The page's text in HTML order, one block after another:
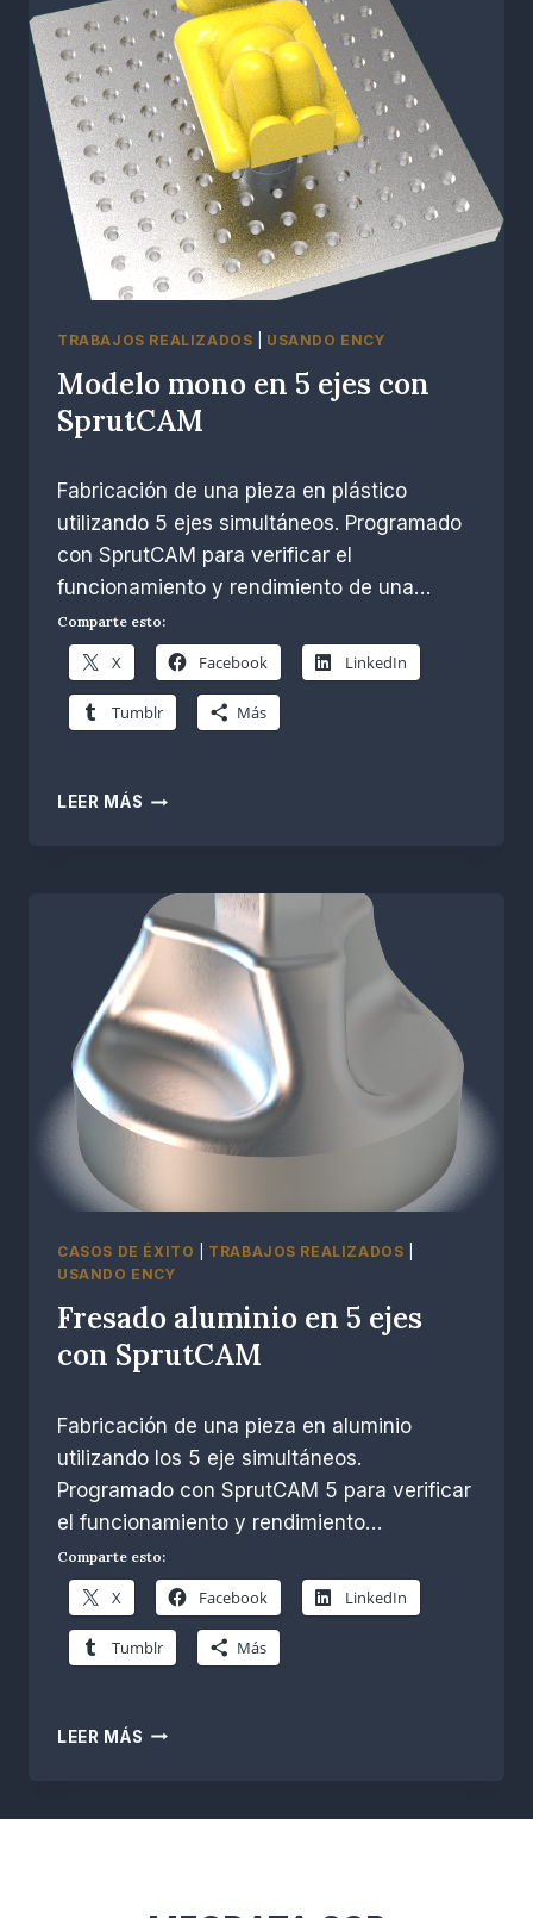
EJES
CON
SPRUTCAM
TRABAJOS REALIZADOS USANDO ENCY
Modelo mono en 5 ejes con
SprutCAM
R.
Escobar
Fabricación de una pieza en plástico
utilizando 5 ejes simultáneos. Programado
con SprutCAM para verificar el
funcionamiento y rendimiento de una…
Comparte esto:
X Facebook LinkedIn
Tumblr Más
LEER MÁS MODELO
EJES
CON
SPRUTCAM
CASOS DE ÉXITO TRABAJOS REALIZADOS
USANDO ENCY
Fresado aluminio en 5 ejes
con SprutCAM
R.
Escobar
Fabricación de una pieza en aluminio
utilizando los 5 eje simultáneos.
Programado con SprutCAM 5 para verificar
el funcionamiento y rendimiento…
Comparte esto:
X Facebook LinkedIn
Tumblr Más
LEER MÁS FRESADO